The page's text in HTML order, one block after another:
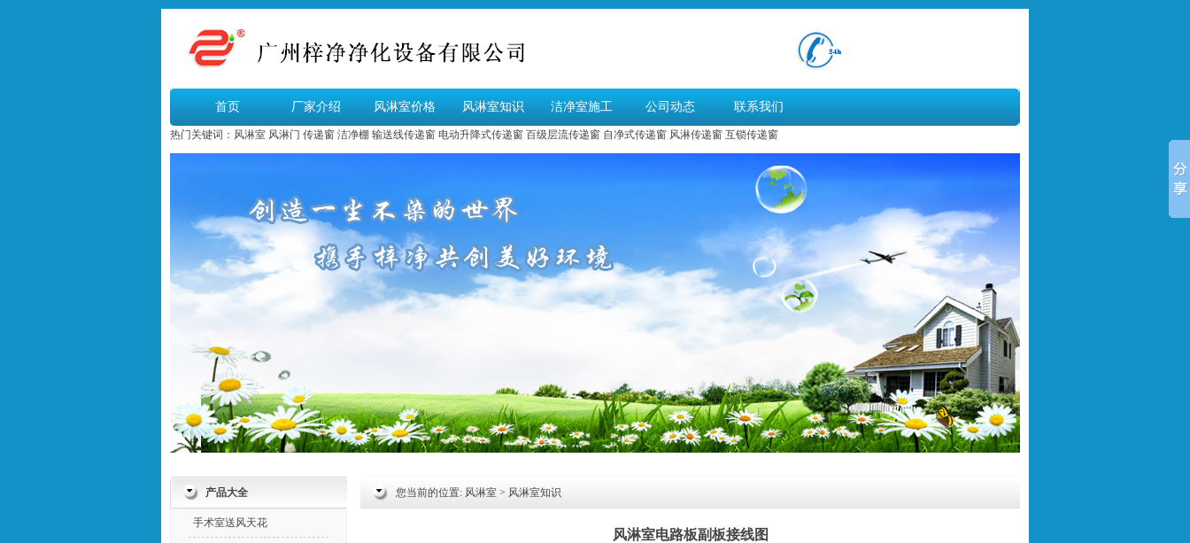
首页 厂家介绍 风淋室价格 风淋室知识 洁净室施工 公司动态 联系我们
热门关键词： 风淋室 风淋门 传递窗 洁净棚 输送线传递窗 电动升降式传递窗 百级层流传递窗 自净式传递窗 风淋传递窗 互锁传递窗
您当前的位置: 风淋室 > 风淋室知识
风淋室电路板副板接线图
产品大全
手术室送风天花